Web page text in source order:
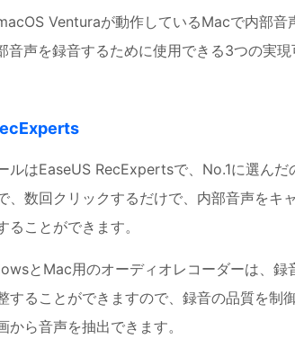
Venturaが動作しているMacで内部音
音声を録音するために使用できる3つの実
ルはEaseUS RecExpertsで、No.1に選ん
、数回クリックするだけで、内部音声を
ことができます。
とMac用のオーディオレコーダーは、
することができますので、録音の品質を制
から音声を抽出できます。